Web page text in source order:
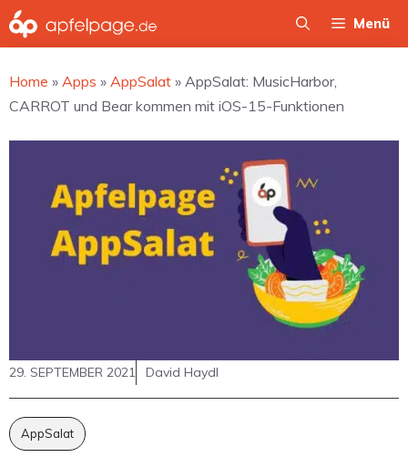
Zum
Inhalt
Menü
Home » Apps » AppSalat » AppSalat: MusicHarbor,
CARROT und Bear kommen mit iOS-15-Funktionen
29. SEPTEMBER 2021 David Haydl
AppSalat